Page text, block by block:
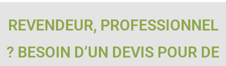
REVENDEUR, PROFESSIONNEL
? BESOIN D’UN DEVIS POUR DE